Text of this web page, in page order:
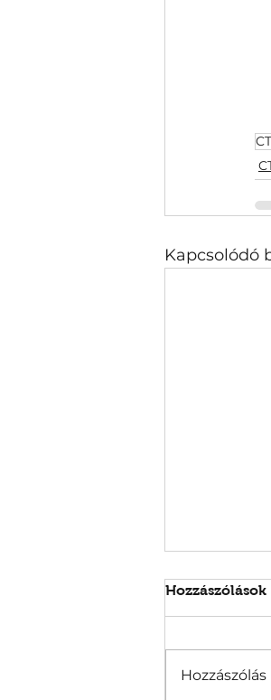
Kapcsolódó
Hozzászólások
Hozzászólás